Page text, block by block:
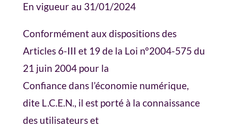
En vigueur au 31/01/2024
Conformément aux dispositions des
Articles 6-III et 19 de la Loi n°2004-575 du
21 juin 2004 pour la
Confiance dans l’économie numérique,
dite L.C.E.N., il est porté à la connaissance
des utilisateurs et